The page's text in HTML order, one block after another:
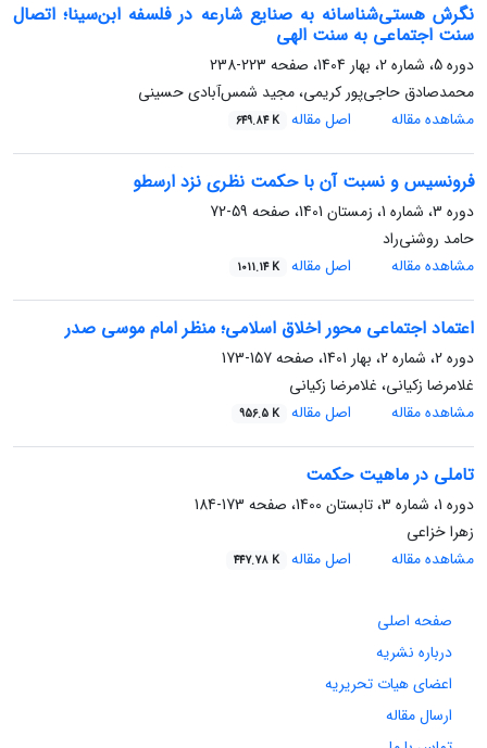
نگرش هستی‌شناسانه به صنایع شارعه در فلسفه ابن‌سینا؛ اتصال
سنت اجتماعی به سنت الهی
دوره 5، شماره 2، بهار 1404، صفحه
223-238
محمدصادق حاجی‌پور کریمی، مجید شمس‌آبادی حسینی
مشاهده مقاله
اصل مقاله 649.84 K
فرونسیس و نسبت آن با حکمت نظری نزد ارسطو
دوره 3، شماره 1، زمستان 1401، صفحه
59-72
حامد روشنی‌‌راد
مشاهده مقاله
اصل مقاله 1011.14 K
اعتماد اجتماعی محور اخلاق اسلامی؛ منظر امام موسی صدر
دوره 2، شماره 2، بهار 1401، صفحه
157-173
غلامرضا زکیانی، غلامرضا زکیانی
مشاهده مقاله
اصل مقاله 956.5 K
تاملی در ماهیت حکمت
دوره 1، شماره 3، تابستان 1400، صفحه
173-184
زهرا خزاعی
مشاهده مقاله
اصل مقاله 447.78 K
صفحه اصلی
درباره نشریه
اعضای هیات تحریریه
ارسال مقاله